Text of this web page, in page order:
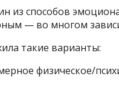
из способов
— во многом
такие варианты:
физическое/